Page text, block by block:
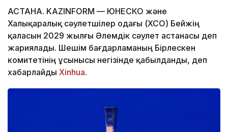
АСТАНА. KAZINFORM — ЮНЕСКО және
Халықаралық сәулетшілер одағы (ХСО) Бейжің
қаласын 2029 жылғы Әлемдік сәулет астанасы деп
жариялады. Шешім бағдарламаның Бірлескен
комитетінің ұсынысы негізінде қабылданды, деп
хабарлайды Xinhua.